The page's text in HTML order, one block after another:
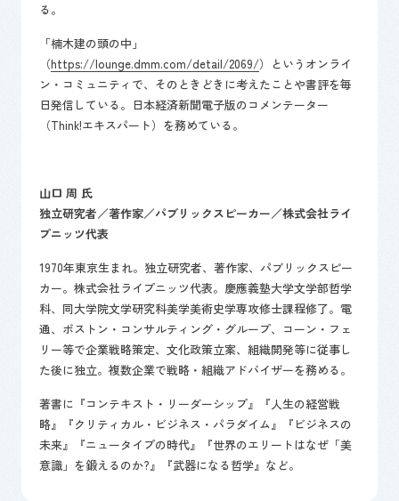
る。
「楠木建の頭の中」
（https://lounge.dmm.com/detail/2069/）というオンライ
ン・コミュニティで、そのときどきに考えたことや書評を毎
日発信している。日本経済新聞電子版のコメンテーター
（Think!エキスパート）を務めている。
山口 周 氏
独立研究者／著作家／パブリックスピーカー／株式会社ライ
プニッツ代表
1970年東京生まれ。独立研究者、著作家、パブリックスピー
カー。株式会社ライプニッツ代表。慶應義塾大学文学部哲学
科、同大学院文学研究科美学美術史学専攻修士課程修了。電
通、ボストン・コンサルティング・グループ、コーン・フェ
リー等で企業戦略策定、文化政策立案、組織開発等に従事し
た後に独立。複数企業で戦略・組織アドバイザーを務める。
著書に『コンテキスト・リーダーシップ』『人生の経営戦
略』『クリティカル・ビジネス・パラダイム』『ビジネスの
未来』『ニュータイプの時代』『世界のエリートはなぜ「美
意識」を鍛えるのか?』『武器になる哲学』など。